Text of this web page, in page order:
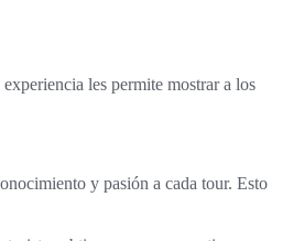
les permite mostrar a los
y pasión a cada tour. Esto